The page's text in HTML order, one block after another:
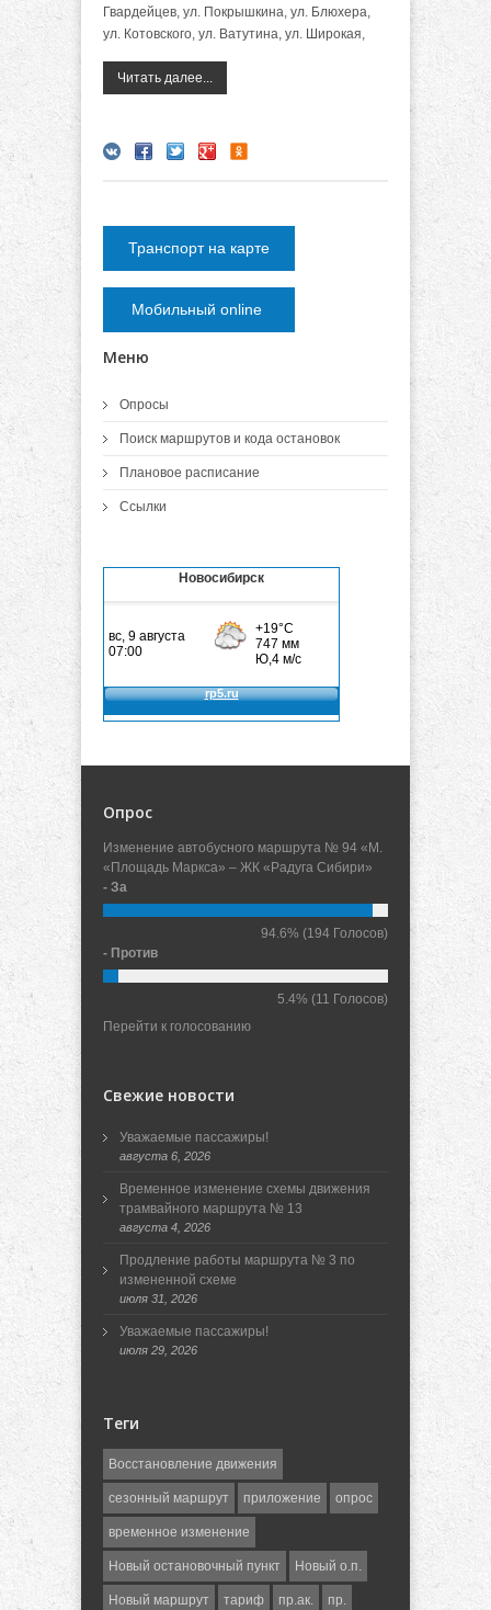
Гвардейцев, ул. Покрышкина, ул. Блюхера,
ул. Котовского, ул. Ватутина, ул. Широкая,
Читать далее...
Транспорт на карте
Мобильный online
Меню
Опросы
Поиск маршрутов и кода остановок
Плановое расписание
Ссылки
Новосибирск
Опрос
Изменение автобусного маршрута № 94 «М.
«Площадь Маркса» – ЖК «Радуга Сибири»
- За
94.6% (194 Голосов)
- Против
5.4% (11 Голосов)
Перейти к голосованию
Свежие новости
Уважаемые пассажиры!
августа 6, 2026
Временное изменение схемы движения
трамвайного маршрута № 13
августа 4, 2026
Продление работы маршрута № 3 по
измененной схеме
июля 31, 2026
Уважаемые пассажиры!
июля 29, 2026
Теги
Восстановление движения
сезонный маршрут приложение опрос
временное изменение
Новый остановочный пункт Новый о.п.
Новый маршрут тариф пр.ак. пр.